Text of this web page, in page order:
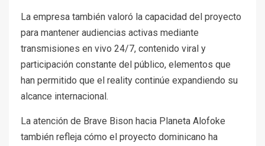
La empresa también valoró la capacidad del proyecto
para mantener audiencias activas mediante
transmisiones en vivo 24/7, contenido viral y
participación constante del público, elementos que
han permitido que el reality continúe expandiendo su
alcance internacional.
La atención de Brave Bison hacia Planeta Alofoke
también refleja cómo el proyecto dominicano ha